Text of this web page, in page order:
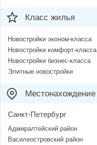
Класс жилья
Новостройки эконом-класса
Новостройки комфорт-класса
Новостройки бизнес-класса
Элитные новостройки
Местонахождение
Санкт-Петербург
Адмиралтейский район
Василеостровский район